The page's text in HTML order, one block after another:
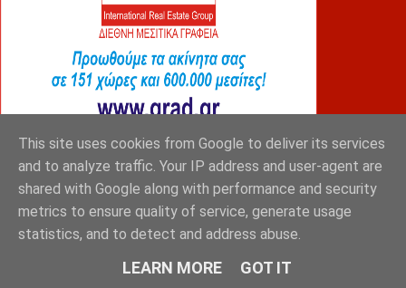
BEST RADIO
This site uses cookies from Google to deliver its services
and to analyze traffic. Your IP address and user-agent are
shared with Google along with performance and security
metrics to ensure quality of service, generate usage
statistics, and to detect and address abuse.
LEARN MORE GOT IT